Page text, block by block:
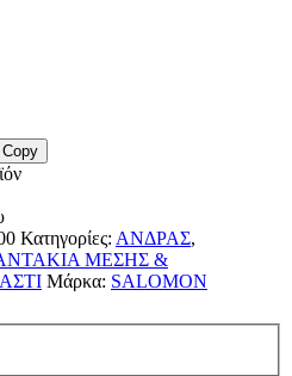
Copy
Κατηγορίες: ΑΝΔΡΑΣ,
ΜΕΣΗΣ &
Μάρκα: SALOMON